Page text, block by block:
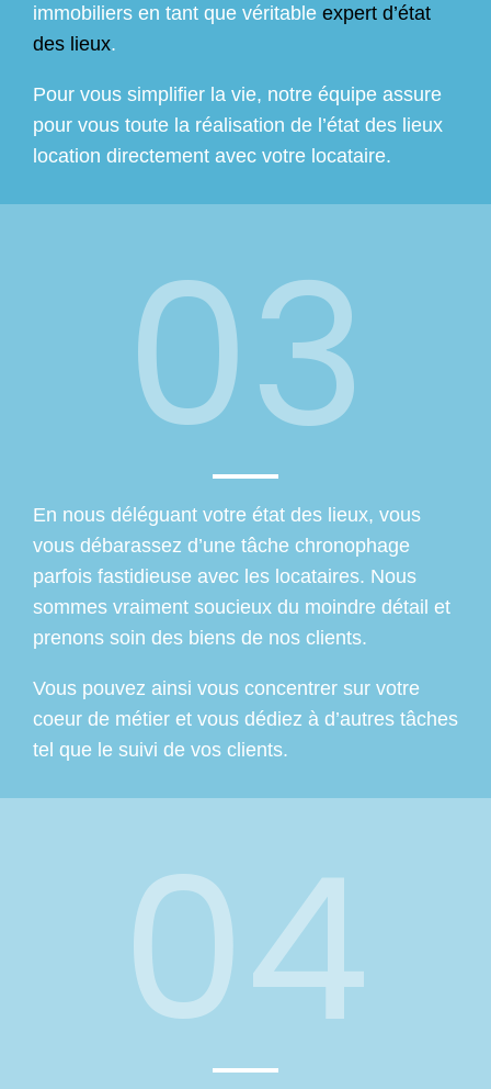
immobiliers en tant que véritable expert d’état
des lieux.
Pour vous simplifier la vie, notre équipe assure
pour vous toute la réalisation de l’état des lieux
location directement avec votre locataire.
03
En nous déléguant votre état des lieux, vous
vous débarassez d’une tâche chronophage
parfois fastidieuse avec les locataires. Nous
sommes vraiment soucieux du moindre détail et
prenons soin des biens de nos clients.
Vous pouvez ainsi vous concentrer sur votre
coeur de métier et vous dédiez à d’autres tâches
tel que le suivi de vos clients.
04